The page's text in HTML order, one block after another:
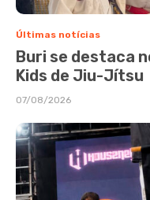
Últimas notícias
Buri se destaca
Kids de Jiu-Jítsu
07/08/2026